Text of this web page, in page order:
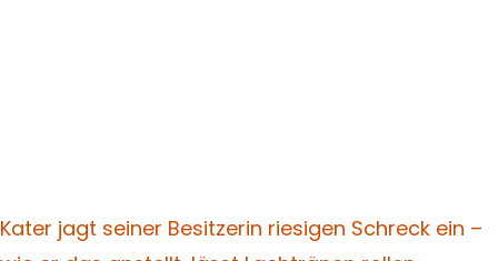
Kater jagt seiner Besitzerin riesigen Schreck ein –